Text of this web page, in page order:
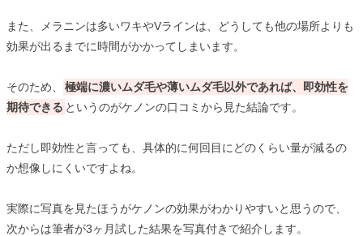
また、メラニンは多いワキやVラインは、どうしても他の場所よりも
効果が出るまでに時間がかかってしまいます。
そのため、
極端に濃いムダ毛や薄いムダ毛以外であれば、即効性を
期待できる というのがケノンの口コミから見た結論です。
ただし即効性と言っても、具体的に何回目にどのくらい量が減るの
か想像しにくいですよね。
実際に写真を見たほうがケノンの効果がわかりやすいと思うので、
次からは筆者が3ヶ月試した結果を写真付きで紹介します。